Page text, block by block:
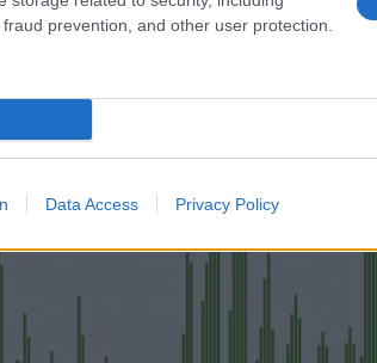
prevention, and other user protection.
Data Access Privacy Policy